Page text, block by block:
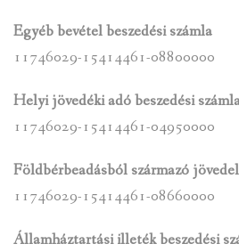
Egyéb bevétel beszedési számla
11746029-15414461-08800000
Helyi jövedéki adó beszedési
11746029-15414461-04950000
Földbérbeadásból származó
11746029-15414461-08660000
Államháztartási illeték beszedési